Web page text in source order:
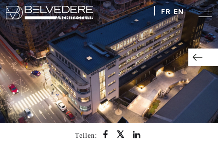
FR EN
Teilen: